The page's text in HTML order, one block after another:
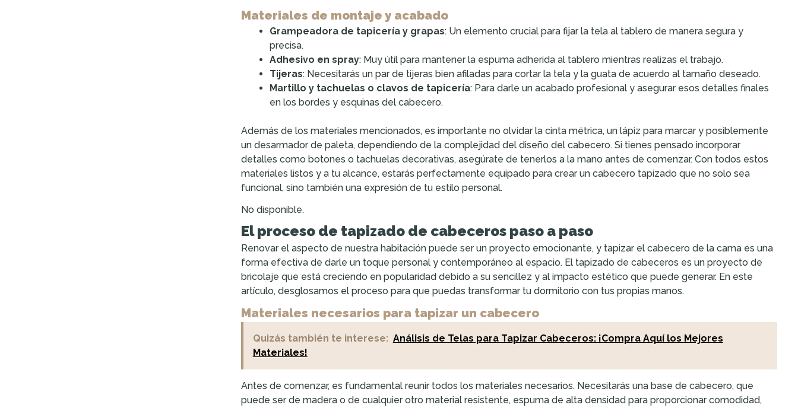
Materiales de montaje y acabado
Grampeadora de tapicería y grapas: Un elemento crucial para fijar la tela al tablero de manera segura y
precisa.
Adhesivo en spray: Muy útil para mantener la espuma adherida al tablero mientras realizas el trabajo.
Tijeras: Necesitarás un par de tijeras bien afiladas para cortar la tela y la guata de acuerdo al tamaño deseado.
Martillo y tachuelas o clavos de tapicería: Para darle un acabado profesional y asegurar esos detalles finales
en los bordes y esquinas del cabecero.
Además de los materiales mencionados, es importante no olvidar la cinta métrica, un lápiz para marcar y posiblemente
un desarmador de paleta, dependiendo de la complejidad del diseño del cabecero. Si tienes pensado incorporar
detalles como botones o tachuelas decorativas, asegúrate de tenerlos a la mano antes de comenzar. Con todos estos
materiales listos y a tu alcance, estarás perfectamente equipado para crear un cabecero tapizado que no solo sea
funcional, sino también una expresión de tu estilo personal.
No disponible.
El proceso de tapizado de cabeceros paso a paso
Renovar el aspecto de nuestra habitación puede ser un proyecto emocionante, y tapizar el cabecero de la cama es una
forma efectiva de darle un toque personal y contemporáneo al espacio. El tapizado de cabeceros es un proyecto de
bricolaje que está creciendo en popularidad debido a su sencillez y al impacto estético que puede generar. En este
artículo, desglosamos el proceso para que puedas transformar tu dormitorio con tus propias manos.
Materiales necesarios para tapizar un cabecero
Quizás también te interese: Análisis de Telas para Tapizar Cabeceros: ¡Compra Aquí los Mejores
Materiales!
Antes de comenzar, es fundamental reunir todos los materiales necesarios. Necesitarás una base de cabecero, que
puede ser de madera o de cualquier otro material resistente, espuma de alta densidad para proporcionar comodidad,